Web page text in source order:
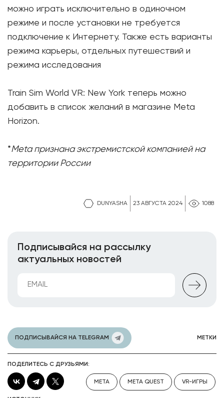
DUNYASHA 23 АВГУСТА 2024 1088
можно играть исключительно в одиночном
режиме и после установки не требуется
подключение к Интернету. Также есть варианты
режима карьеры, отдельных путешествий и
режима исследования
Train Sim World VR: New York теперь можно
добавить в список желаний в магазине Meta
Horizon.
*Meta признана экстремистской компанией на
территории России
Подписывайся на рассылку
актуальных новостей
ПОДПИСЫВАЙСЯ НА TELEGRAM МЕТКИ
ПОДЕЛИТЕСЬ С ДРУЗЬЯМИ:
META META QUEST VR-ИГРЫ